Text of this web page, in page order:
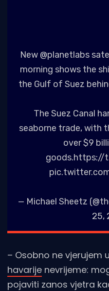
New @planetlabs
morning shows the
the Gulf of Suez
The Suez Canal
seaborne trade, with
over $9
goods.https://
— Michael Sheetz
25,
– Osobno ne vjerujem
havarije nevrijeme:
pojaviti zanos vjetra